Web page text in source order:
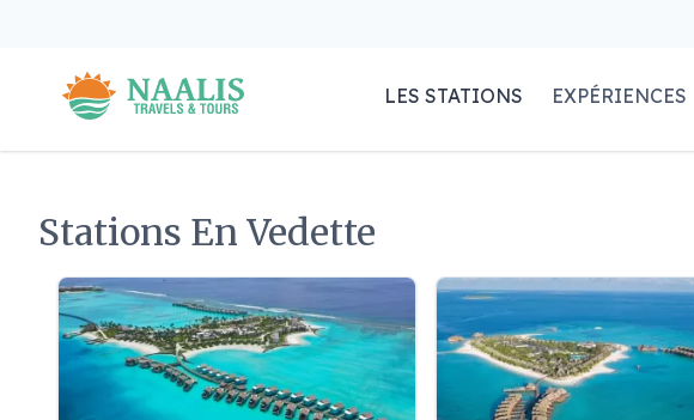
LES STATIONS EXPÉRIENCES
Stations En Vedette